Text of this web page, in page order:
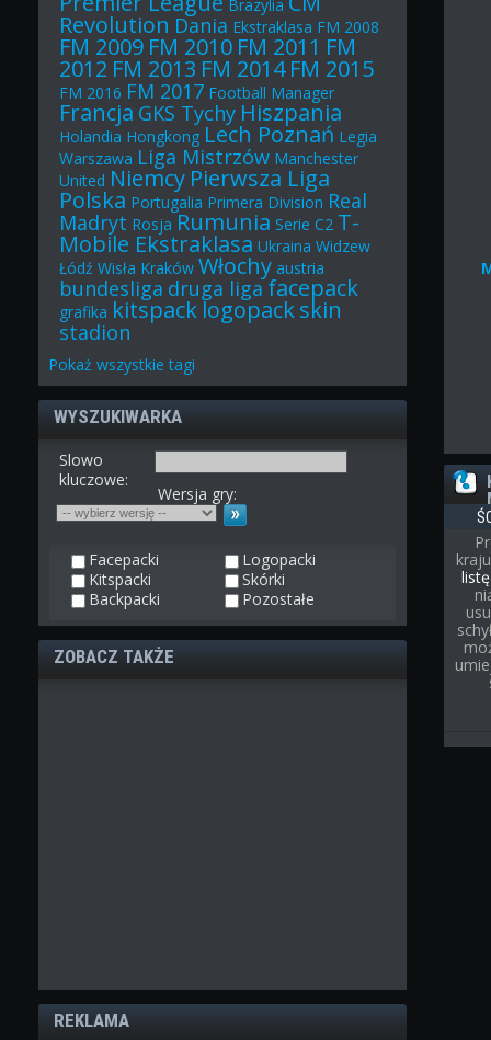
Brazylia
Revolution Dania Ekstraklasa FM 2008
FM 2009 FM 2010 FM 2011 FM
2012 FM 2013 FM 2014 FM 2015
FM 2016 FM 2017 Football Manager
Francja GKS Tychy Hiszpania
Holandia Hongkong Lech Poznań Legia
Warszawa Liga Mistrzów Manchester
United Niemcy Pierwsza Liga
Polska Portugalia Primera Division Real
Madryt Rosja Rumunia Serie C2 T-
Mobile Ekstraklasa Ukraina Widzew
Łódź Wisła Kraków Włochy austria
bundesliga druga ligafacepack
grafika kitspacklogopackskin
stadion
Pokażwszystkie tagi
WYSZUKIWARKA
Slowo
kluczowe:
Wersja gry:
Facepacki
Logopacki
Kitspacki
Skórki
Backpacki
Pozostałe
ZOBACZ TAKŻE
REKLAMA